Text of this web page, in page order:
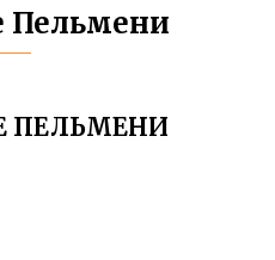
Пельмени
ПЕЛЬМЕНИ